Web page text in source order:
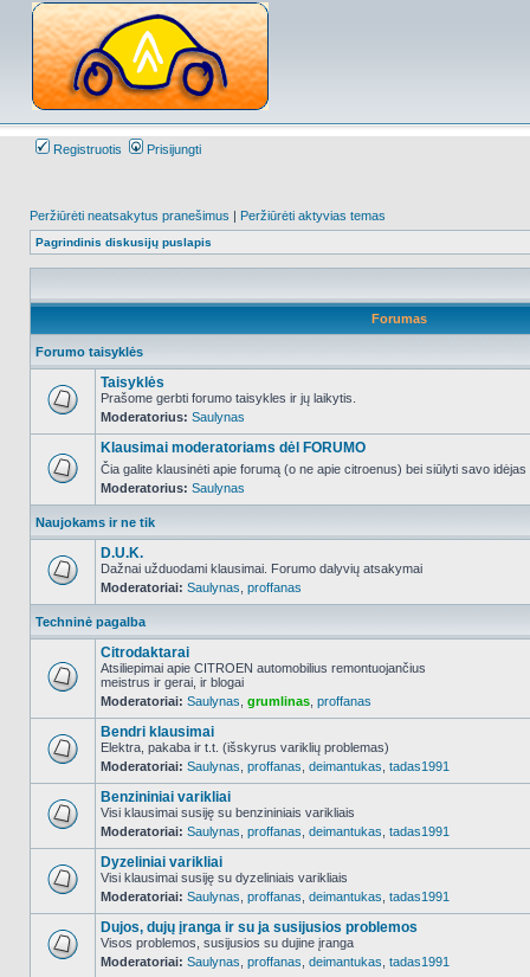
Registruotis Prisijungti
Peržiūrėti neatsakytus pranešimus | Peržiūrėti aktyvias temas
Pagrindinis diskusijų puslapis
Forumas
Forumo taisyklės
NO_UNREAD_POSTS
Taisyklės
Prašome gerbti forumo taisykles ir jų laikytis.
Moderatorius: Saulynas
NO_UNREAD_POSTS
Klausimai moderatoriams dėl FORUMO
Čia galite klausinėti apie forumą (o ne apie citroenus) bei siūlyti savo
Moderatorius: Saulynas
Naujokams ir ne tik
NO_UNREAD_POSTS
D.U.K.
Dažnai užduodami klausimai. Forumo dalyvių atsakymai
Moderatoriai: Saulynas proffanas
Techninė pagalba
NO_UNREAD_POSTS
Citrodaktarai
Atsiliepimai apie CITROEN automobilius remontuojančius
meistrus ir gerai, ir blogai
Moderatoriai: Saulynas grumlinas proffanas
NO_UNREAD_POSTS
Bendri klausimai
Elektra, pakaba ir t.t. (išskyrus variklių problemas)
Moderatoriai: Saulynas proffanas deimantukas tadas1991
NO_UNREAD_POSTS
Benzininiai varikliai
Visi klausimai susiję su benzininiais varikliais
Moderatoriai: Saulynas proffanas deimantukas tadas1991
NO_UNREAD_POSTS
Dyzeliniai varikliai
Visi klausimai susiję su dyzeliniais varikliais
Moderatoriai: Saulynas proffanas deimantukas tadas1991
NO_UNREAD_POSTS
Dujos, dujų įranga ir su ja susijusios problemos
Visos problemos, susijusios su dujine įranga
Moderatoriai: Saulynas proffanas deimantukas tadas1991